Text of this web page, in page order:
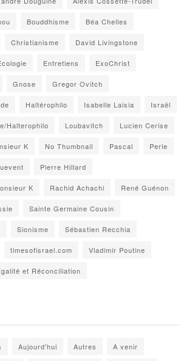
Bouddhisme Béa Chelles
Christianisme David Livingstone
Entretiens ExoChrist
Gnose Gregor Ovitch
Haltérophilo Isabelle Laisia Israël
Halterophilo Loubavitch Lucien Cerise
K No Thumbnail Pascal Perle
Pierre Hillard
K Rachid Achachi René Guénon
Sainte Germaine Cousin
Sionisme Sébastien Recchia
timesofisrael.com Vladimir Poutine
et Réconciliation
Aujourd'hui Autres A venir